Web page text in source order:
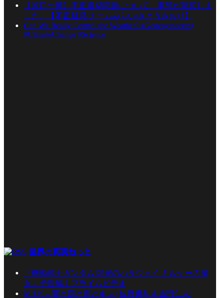
【原口一博】不正選挙問題について、事態が急変しま
した…【不正疑惑/チームみらい/さとうさおり】
Can We Really Control the Weather? #Geoengineering
#ClimateChange #Science
世界の真実ねっと
『機動戦士ガンダム 閃光のハサウェイ キルケーの魔
女』予告編｜プライムビデオ
M!LK – 罪と罰と雨とキス (佐野勇斗＆吉田仁人)